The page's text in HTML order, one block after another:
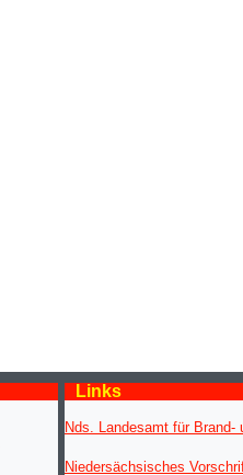
Links
Nds. Landesamt für Brand-
Niedersächsisches